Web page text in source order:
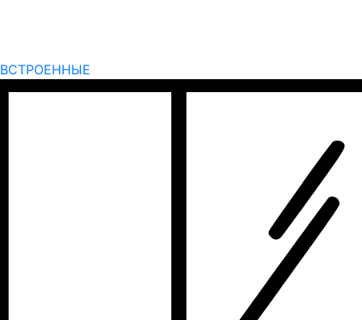
ВСТРОЕННЫЕ